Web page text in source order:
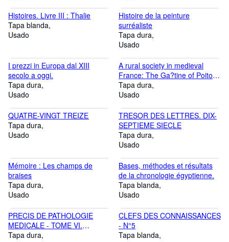
Histoires. Livre III : Thalie
Tapa blanda
Usado
Histoire de la peinture
surréaliste
Tapa dura
Usado
I prezzi in Europa dal XIII
secolo a oggi.
Tapa dura
Usado
A rural society in medieval
France: The Ga?tine of Poitou
in the eleventh and twelfth
centuries, (The Johns Hopkins
Tapa dura
Usado
QUATRE-VINGT TREIZE
Tapa dura
Usado
TRESOR DES LETTRES. DIX-
SEPTIEME SIECLE
Tapa dura
Usado
Mémoire : Les champs de
braises
Tapa dura
Usado
Bases, méthodes et résultats
de la chronologie égyptienne.
Tapa blanda
Usado
PRECIS DE PATHOLOGIE
MEDICALE - TOME VI.
POUMONS - TUBERCULOSE
Tapa dura
CLEFS DES CONNAISSANCES
- N°5
Tapa blanda